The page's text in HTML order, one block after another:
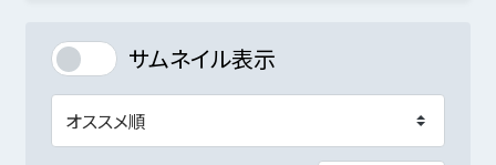
サムネイル表示